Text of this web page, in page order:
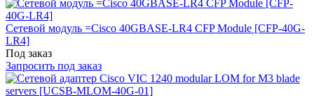
Сетевой модуль =Cisco 40GBASE-LR4 CFP Module [CFP-40G-
LR4]
Под заказ
Запросить под заказ